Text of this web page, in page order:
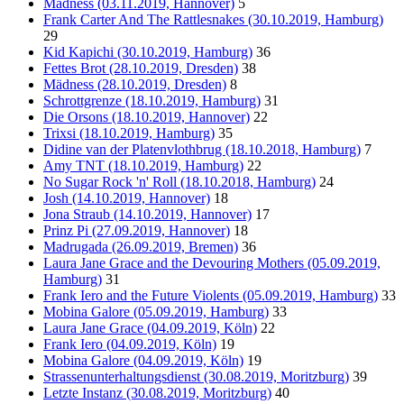
Frank Carter And The Rattlesnakes (30.10.2019, Hamburg)
29
Kid Kapichi (30.10.2019, Hamburg) 36
Fettes Brot (28.10.2019, Dresden) 38
Mädness (28.10.2019, Dresden) 8
Schrottgrenze (18.10.2019, Hamburg) 31
Die Orsons (18.10.2019, Hannover) 22
Trixsi (18.10.2019, Hamburg) 35
Didine van der Platenvlothbrug (18.10.2018, Hamburg) 7
Amy TNT (18.10.2019, Hamburg) 22
No Sugar Rock 'n' Roll (18.10.2018, Hamburg) 24
Josh (14.10.2019, Hannover) 18
Jona Straub (14.10.2019, Hannover) 17
Prinz Pi (27.09.2019, Hannover) 18
Madrugada (26.09.2019, Bremen) 36
Laura Jane Grace and the Devouring Mothers (05.09.2019,
Hamburg) 31
Frank Iero and the Future Violents (05.09.2019, Hamburg) 33
Mobina Galore (05.09.2019, Hamburg) 33
Laura Jane Grace (04.09.2019, Köln) 22
Frank Iero (04.09.2019, Köln) 19
Mobina Galore (04.09.2019, Köln) 19
Strassenunterhaltungsdienst (30.08.2019, Moritzburg) 39
Letzte Instanz (30.08.2019, Moritzburg) 40